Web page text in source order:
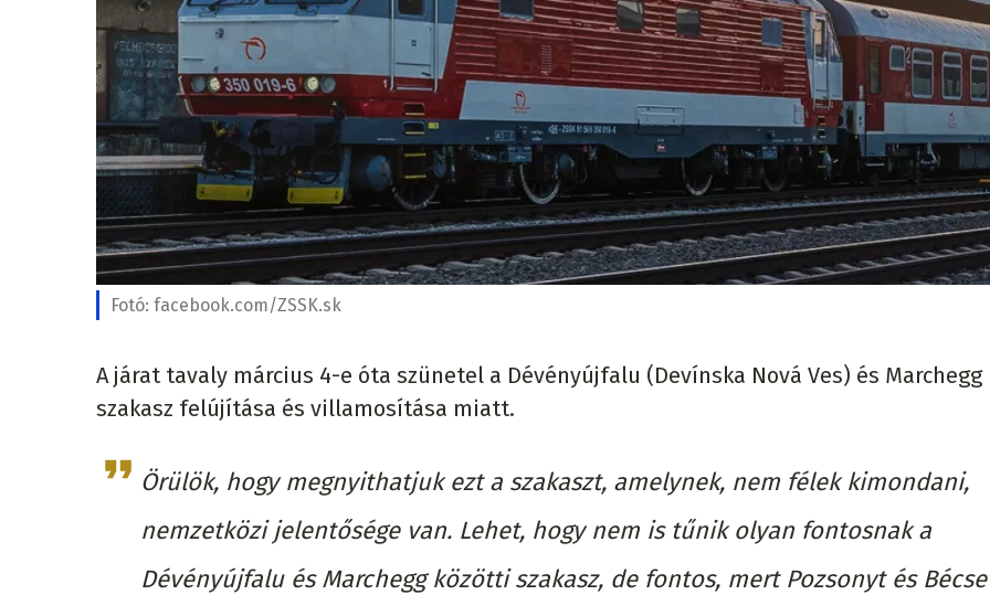
Fotó: facebook.com/ZSSK.sk
A járat tavaly március 4-e óta szünetel a Dévényújfalu (Devínska Nová Ves) és Marchegg
szakasz felújítása és villamosítása miatt.
Örülök, hogy megnyithatjuk ezt a szakaszt, amelynek, nem félek kimondani,
nemzetközi jelentősége van. Lehet, hogy nem is tűnik olyan fontosnak a
Dévényújfalu és Marchegg közötti szakasz, de fontos, mert Pozsonyt és